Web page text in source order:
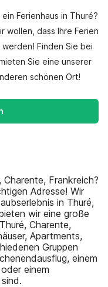
Ferienhaus in Thuré?
wollen, dass Ihre Ferien
Finden Sie bei
Sie eine unserer
schönen Ort!
Charente, Frankreich?
Adresse! Wir
in Thuré,
wir eine große
Charente,
Apartments,
Gruppen
einem
einem